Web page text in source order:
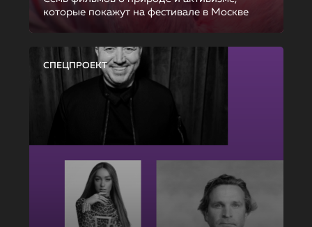
которые покажут на фестивале в Москве
СПЕЦПРОЕКТ